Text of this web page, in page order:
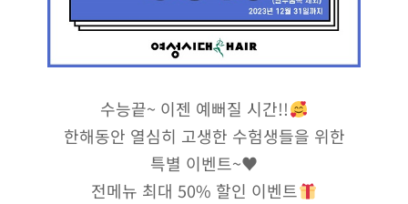
수능끝~ 이젠 예뻐질 시간!!
한해동안 열심히 고생한 수험생들을 위한
특별 이벤트~♥
전메뉴 최대 50% 할인 이벤트